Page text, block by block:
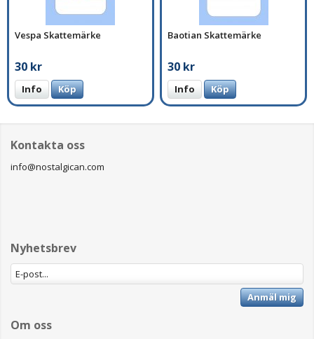
Vespa Skattemärke
30 kr
Info Köp
Baotian Skattemärke
30 kr
Info Köp
Kontakta oss
info@nostalgican.com
Nyhetsbrev
Anmäl mig
Om oss